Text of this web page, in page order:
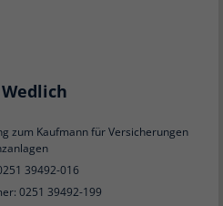
zum Kaufmann für Versicherungen
39492-016
0251 39492-199